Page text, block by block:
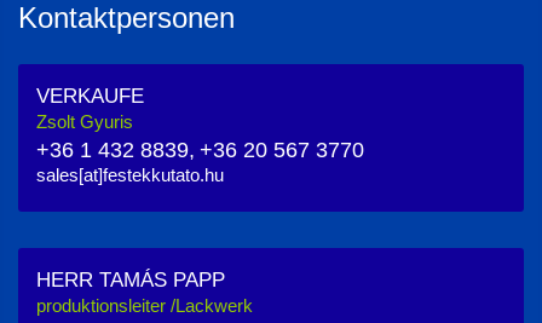
Kontaktpersonen
VERKAUFE
Zsolt Gyuris
+36 1 432 8839, +36 20 567 3770
sales[at]festekkutato.hu
HERR TAMÁS PAPP
produktionsleiter /Lackwerk